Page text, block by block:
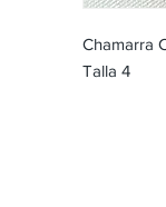
Chamarra
Talla 4